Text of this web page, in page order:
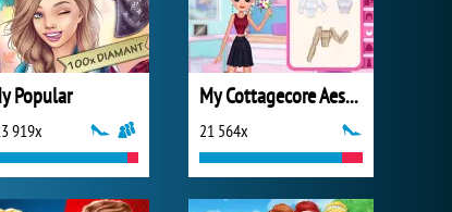
Popular
919x
My Cottagecore Aesthetic Look
21 564x